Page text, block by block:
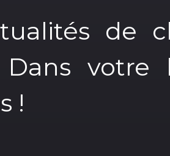
de
Dans votre
!